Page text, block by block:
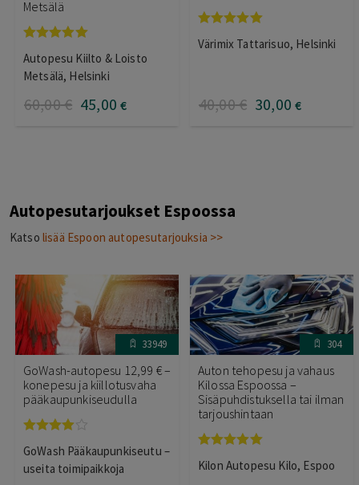
Metsälä
tuotteesta:
5.00/ 5
Autopesu Kiilto & Loisto
Metsälä, Helsinki
60,00€ 45,00 €
tuotteesta:
Värimix Tattarisuo, Helsinki
40,00€ 30,00 €
Autopesutarjoukset Espoossa
Katso lisää Espoon autopesutarjouksia >>
33949
GoWash-autopesu 12,99 € –
konepesu ja kiillotusvaha
pääkaupunkiseudulla
tuotteesta:
3.95/ 5
GoWash Pääkaupunkiseutu –
useita toimipaikkoja
304
Auton tehopesu ja vahaus
Kilossa Espoossa –
Sisäpuhdistuksella tai ilman
tarjoushintaan
tuotteesta:
Kilon Autopesu Kilo, Espoo